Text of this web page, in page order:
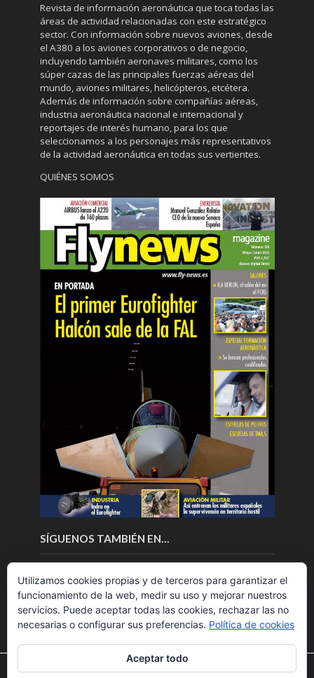
Revista de información aeronáutica que toca todas las
áreas de actividad relacionadas con este estratégico
sector. Con información sobre nuevos aviones, desde
el A380 a los aviones corporativos o de negocio,
incluyendo también aeronaves militares, como los
súper cazas de las principales fuerzas aéreas del
mundo, aviones militares, helicópteros, etcétera.
Además de información sobre compañías aéreas,
industria aeronáutica nacional e internacional y
reportajes de interés humano, para los que
seleccionamos a los personajes más representativos
de la actividad aeronáutica en todas sus vertientes.
QUIÉNES SOMOS
SÍGUENOS TAMBIÉN EN…
Utilizamos cookies para ofrecerte la mejor experiencia en
Utilizamos cookies propias y de terceros para garantizar el
funcionamiento de la web, medir su uso y mejorar nuestros
servicios. Puede aceptar todas las cookies, rechazar las no
necesarias o configurar sus preferencias. Política de cookies
Aceptar todo